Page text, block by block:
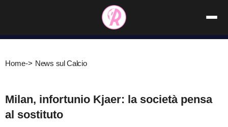
contenuto
Home-> News sul Calcio
Milan, infortunio Kjaer: la società pensa
al sostituto